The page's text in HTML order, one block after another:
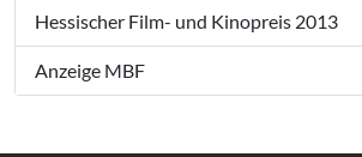
Hessischer Film- und Kinopreis 2013
Anzeige MBF